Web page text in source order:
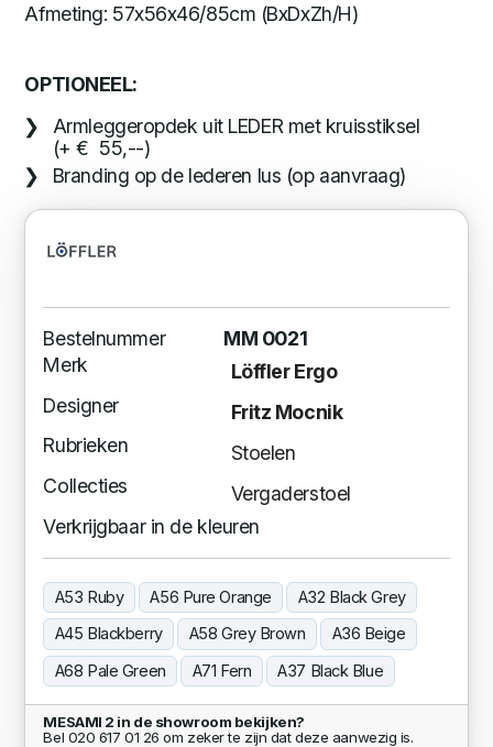
Afmeting: 57x56x46/85cm (BxDxZh/H)
OPTIONEEL:
Armleggeropdek uit LEDER met kruisstiksel
(+ € 55,--)
Branding op de lederen lus (op aanvraag)
Bestelnummer
MM 0021
Merk
Löffler Ergo
Designer
Fritz Mocnik
Rubrieken
Stoelen
Collecties
Vergaderstoel
Verkrijgbaar in de kleuren
A53 Ruby A56 Pure Orange
A32 Black Grey
A45 Blackberry
A58 Grey Brown
A36 Beige
A68 Pale Green
A71 Fern A37 Black Blue
MESAMI 2 in de showroom bekijken?
Bel 020 617 01 26 om zeker te zijn dat deze aanwezig is.